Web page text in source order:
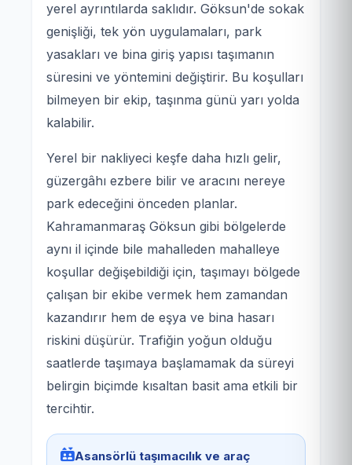
yerel ayrıntılarda saklıdır. Göksun'de sokak
genişliği, tek yön uygulamaları, park
yasakları ve bina giriş yapısı taşımanın
süresini ve yöntemini değiştirir. Bu koşulları
bilmeyen bir ekip, taşınma günü yarı yolda
kalabilir.
Yerel bir nakliyeci keşfe daha hızlı gelir,
güzergâhı ezbere bilir ve aracını nereye
park edeceğini önceden planlar.
Kahramanmaraş Göksun gibi bölgelerde
aynı il içinde bile mahalleden mahalleye
koşullar değişebildiği için, taşımayı bölgede
çalışan bir ekibe vermek hem zamandan
kazandırır hem de eşya ve bina hasarı
riskini düşürür. Trafiğin yoğun olduğu
saatlerde taşımaya başlamamak da süreyi
belirgin biçimde kısaltan basit ama etkili bir
tercihtir.
Asansörlü taşımacılık ve araç